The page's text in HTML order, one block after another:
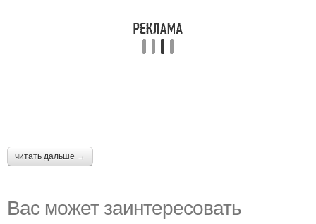
читать дальше →
Вас может заинтересовать